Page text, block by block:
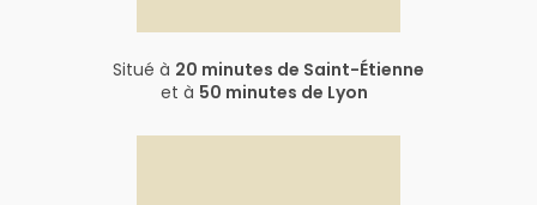
Situé à 20 minutes de Saint-Étienne
et à 50 minutes de Lyon